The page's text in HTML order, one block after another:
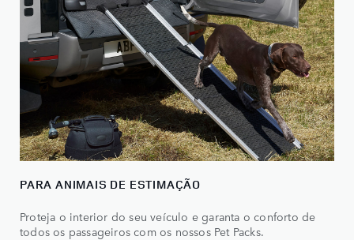
PARA ANIMAIS DE ESTIMAÇÃO
Proteja o interior do seu veículo e garanta o conforto de
todos os passageiros com os nossos Pet Packs.